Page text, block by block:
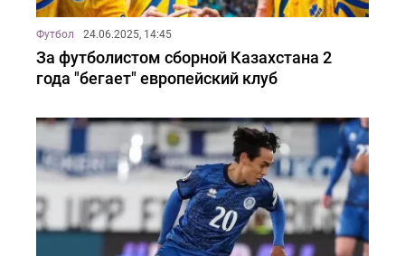
Футбол 24.06.2025, 14:45
За футболистом сборной Казахстана 2
года "бегает" европейский клуб